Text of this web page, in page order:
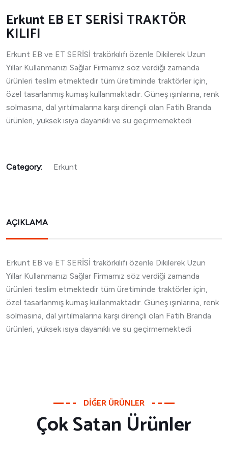
Erkunt EB ET SERİSİ TRAKTÖR
KILIFI
Erkunt EB ve ET SERİSİ trakörkılıfı özenle Dikilerek Uzun
Yıllar Kullanmanızı Sağlar Firmamız söz verdiği zamanda
ürünleri teslim etmektedir tüm üretiminde traktörler için,
özel tasarlanmış kumaş kullanmaktadır. Güneş ışınlarına, renk
solmasına, dal yırtılmalarına karşı dirençli olan Fatih Branda
ürünleri, yüksek ısıya dayanıklı ve su geçirmemektedi
Category: Erkunt
AÇIKLAMA
Erkunt EB ve ET SERİSİ trakörkılıfı özenle Dikilerek Uzun
Yıllar Kullanmanızı Sağlar Firmamız söz verdiği zamanda
ürünleri teslim etmektedir tüm üretiminde traktörler için,
özel tasarlanmış kumaş kullanmaktadır. Güneş ışınlarına, renk
solmasına, dal yırtılmalarına karşı dirençli olan Fatih Branda
ürünleri, yüksek ısıya dayanıklı ve su geçirmemektedi
DIĞER ÜRÜNLER
Çok Satan Ürünler